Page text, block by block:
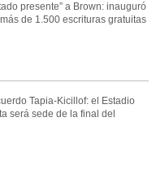
presente” a Brown: inauguró
de 1.500 escrituras gratuitas
Tapia-Kicillof: el Estadio
será sede de la final del